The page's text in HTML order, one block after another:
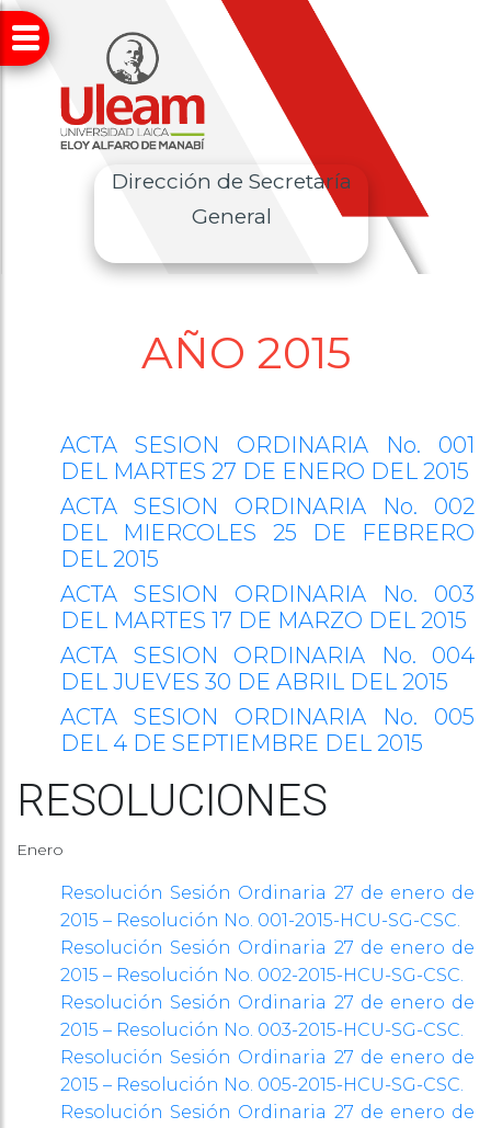
Dirección de Secretaría
General
AÑO 2015
ACTA SESION ORDINARIA No. 001
DEL MARTES 27 DE ENERO DEL 2015
ACTA SESION ORDINARIA No. 002
DEL MIERCOLES 25 DE FEBRERO
DEL 2015
ACTA SESION ORDINARIA No. 003
DEL MARTES 17 DE MARZO DEL 2015
ACTA SESION ORDINARIA No. 004
DEL JUEVES 30 DE ABRIL DEL 2015
ACTA SESION ORDINARIA No. 005
DEL 4 DE SEPTIEMBRE DEL 2015
RESOLUCIONES
Enero
Resolución Sesión Ordinaria 27 de enero de
2015 – Resolución No. 001-2015-HCU-SG-CSC.
Resolución Sesión Ordinaria 27 de enero de
2015 – Resolución No. 002-2015-HCU-SG-CSC.
Resolución Sesión Ordinaria 27 de enero de
2015 – Resolución No. 003-2015-HCU-SG-CSC.
Resolución Sesión Ordinaria 27 de enero de
2015 – Resolución No. 005-2015-HCU-SG-CSC.
Resolución Sesión Ordinaria 27 de enero de